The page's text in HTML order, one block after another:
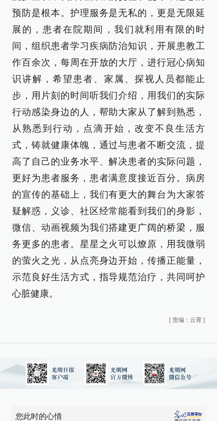
预防是根本。护理服务是无私的，更是无限延
展的，患者在院期间，我们就利用有限的时
间，组织患者学习疾病防治知识，开展患教工
作百余次，每周在开放的大厅，进行冠心病知
识讲解，希望患者、家属、探视人员都能止
步，用片刻的时间听我们介绍，用我们的实际
行动感染身边的人，帮助大家从了解到熟悉，
从熟悉到行动，点滴开始，改变不良生活方
式，铸就健康体魄，通过与患者不断交流，提
高了自己的业务水平、解决患者的实际问题，
更好为患者服务，患者满意度接近百分。病房
的宣传的基础上，我们有更大的舞台为大家答
疑解惑，义诊、社区经常能看到我们的身影，
微信、动画视频为我们搭建更广阔的桥梁，服
务更多的患者。星星之火可以燎原，用我微弱
的萤火之光，从点亮身边开始，传播正能量，
示范良好生活方式，指导规范治疗，共同呵护
心脏健康。
[ 责编：云霄 ]
您此时的心情